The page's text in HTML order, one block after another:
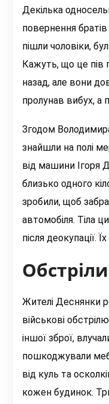
Декілька
повернення
пішли чоловіки,
Кажуть, що це пів
назад, але вони
пролунав вибух, а
Згодом
знайшли на полі
від машини Ігоря
близько одного
зробили, щоб
автомобіля. Тіла
після деокупації.
Обстріли
Жителі Деснянки
військові
іншої зброї,
пошкоджували
від куль та
кожен будинок.